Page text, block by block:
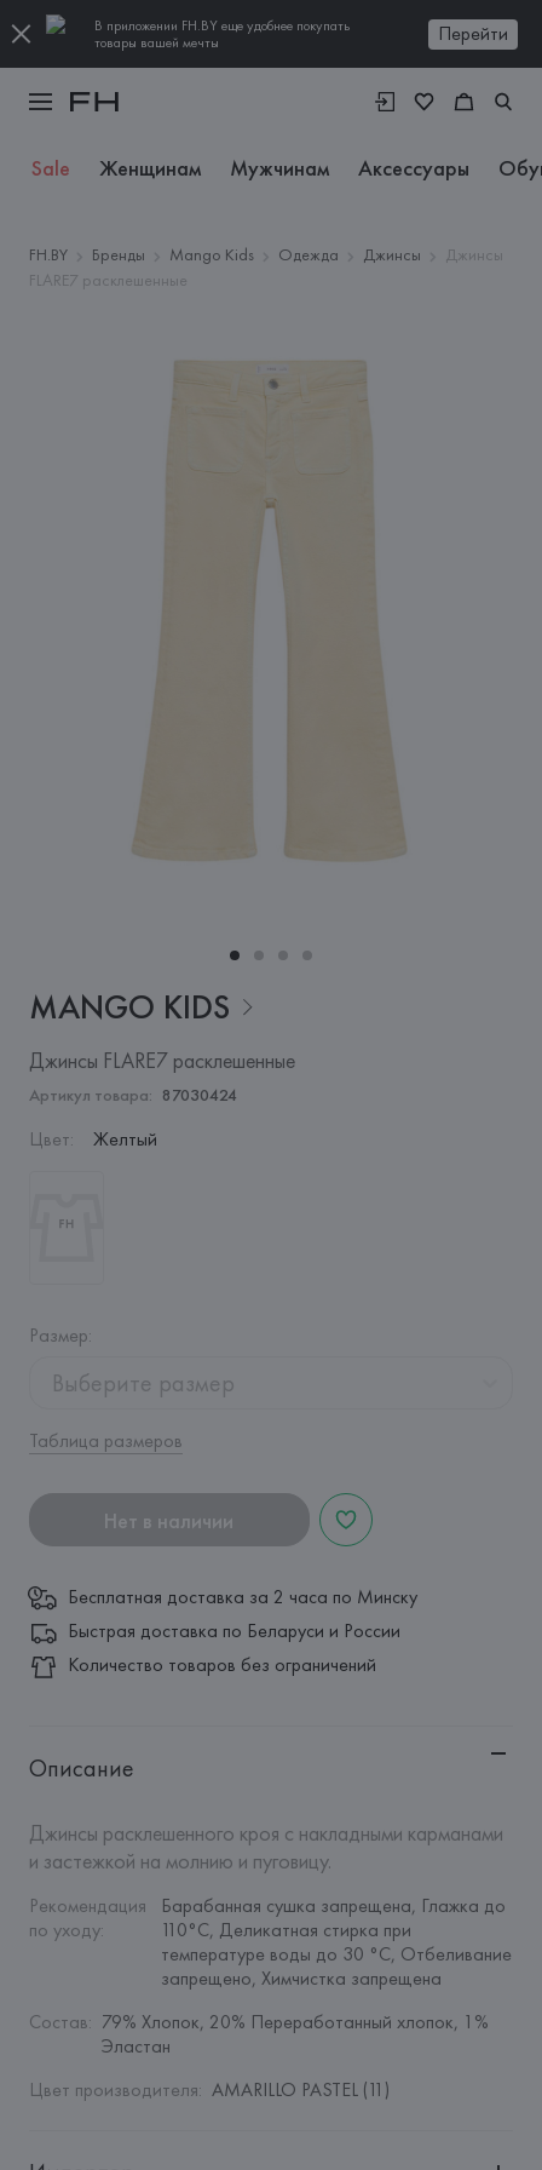
В приложении FH.BY еще удобнее покупать
товары вашей мечты
Перейти
Sale Женщинам Мужчинам Аксессуары
FH.BY Бренды Mango Kids Одежда Джинсы
Джинсы
FLARE7 расклешенные
MANGO KIDS
Джинсы FLARE7 расклешенные
Артикул товара: 87030424
Цвет: Желтый
Размер:
Выберите размер
Таблица размеров
Нет в наличии
Бесплатная доставка за 2 часа по Минску
Быстрая доставка по Беларуси и России
Количество товаров без ограничений
Описание
Джинсы расклешенного кроя с накладными карманами
и застежкой на молнию и пуговицу.
Рекомендация
по уходу:
Барабанная сушка запрещена, Глажка до
110°C, Деликатная стирка при
температуре воды до 30 °C, Отбеливание
запрещено, Химчистка запрещена
Состав: 79% Хлопок, 20% Переработанный хлопок, 1%
Эластан
Цвет производителя: AMARILLO PASTEL (11)